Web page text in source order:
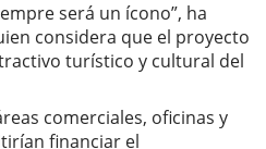
será un ícono”, ha
considera que el proyecto
turístico y cultural del
comerciales, oficinas y
financiar el